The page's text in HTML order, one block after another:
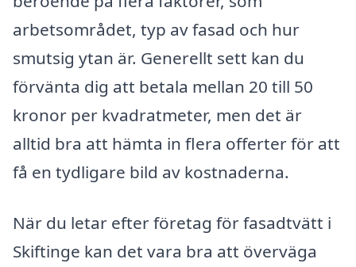
arbetsområdet, typ av fasad och hur
smutsig ytan är. Generellt sett kan du
förvänta dig att betala mellan 20 till 50
kronor per kvadratmeter, men det är
alltid bra att hämta in flera offerter för att
få en tydligare bild av kostnaderna.
När du letar efter företag för fasadtvätt i
Skiftinge kan det vara bra att överväga